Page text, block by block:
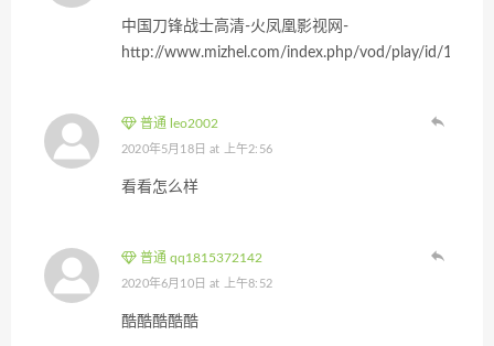
中国刀锋战士高清-火凤凰影视网-
http://www.mizhel.com/index.php/vod/play/id/1213/
普通 leo2002
2020年5月18日 at 上午2:56
看看怎么样
普通 qq1815372142
2020年6月10日 at 上午8:52
酷酷酷酷酷